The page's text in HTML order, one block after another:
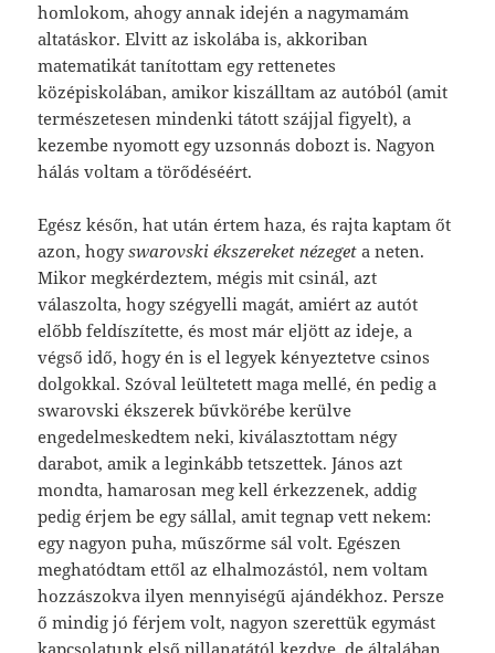
homlokom, ahogy annak idején a nagymamám
altatáskor. Elvitt az iskolába is, akkoriban
matematikát tanítottam egy rettenetes
középiskolában, amikor kiszálltam az autóból (amit
természetesen mindenki tátott szájjal figyelt), a
kezembe nyomott egy uzsonnás dobozt is. Nagyon
hálás voltam a törődéséért.
Egész későn, hat után értem haza, és rajta kaptam őt
azon, hogyswarovski ékszereket nézeget a neten.
Mikor megkérdeztem, mégis mit csinál, azt
válaszolta, hogy szégyelli magát, amiért az autót
előbb feldíszítette, és most már eljött az ideje, a
végső idő, hogy én is el legyek kényeztetve csinos
dolgokkal. Szóval leültetett maga mellé, én pedig a
swarovski ékszerek bűvkörébe kerülve
engedelmeskedtem neki, kiválasztottam négy
darabot, amik a leginkább tetszettek. János azt
mondta, hamarosan meg kell érkezzenek, addig
pedig érjem be egy sállal, amit tegnap vett nekem:
egy nagyon puha, műszőrme sál volt. Egészen
meghatódtam ettől az elhalmozástól, nem voltam
hozzászokva ilyen mennyiségű ajándékhoz. Persze
ő mindig jó férjem volt, nagyon szerettük egymást